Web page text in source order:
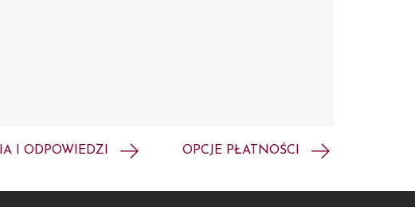
I ODPOWIEDZI OPCJE PŁATNOŚCI